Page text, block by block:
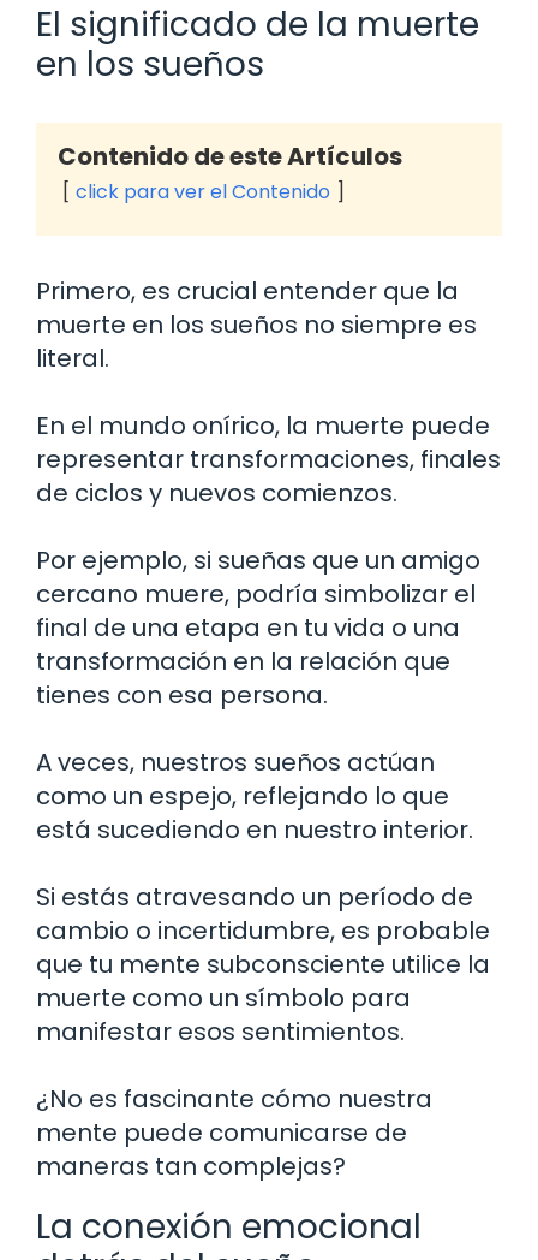
El significado de la muerte
en los sueños
Contenido de este Artículos
click para ver el Contenido
Primero, es crucial entender que la
muerte en los sueños no siempre es
literal.
En el mundo onírico, la muerte puede
representar transformaciones, finales
de ciclos y nuevos comienzos.
Por ejemplo, si sueñas que un amigo
cercano muere, podría simbolizar el
final de una etapa en tu vida o una
transformación en la relación que
tienes con esa persona.
A veces, nuestros sueños actúan
como un espejo, reflejando lo que
está sucediendo en nuestro interior.
Si estás atravesando un período de
cambio o incertidumbre, es probable
que tu mente subconsciente utilice la
muerte como un símbolo para
manifestar esos sentimientos.
¿No es fascinante cómo nuestra
mente puede comunicarse de
maneras tan complejas?
La conexión emocional